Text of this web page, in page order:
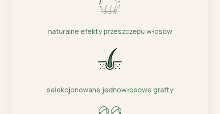
naturalne efekty przeszczepu włosów
selekcjonowane jednowłosowe grafty